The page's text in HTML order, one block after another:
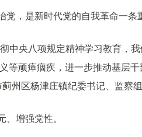
党，是新时代党的自我革命一条
中央八项规定精神学习教育，
等顽瘴痼疾，进一步推动基层
州区杨津庄镇纪委书记、监察
、增强党性。